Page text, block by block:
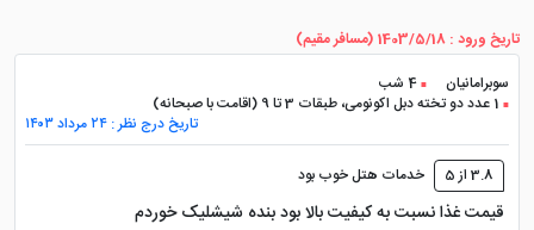
حدود ۲۵ تا ۴۵ دقیقه
فرودگاه امام خمینی
تاریخ ورود : 1403/5/18 (مسافر مقیم)
سوبرامانیان
4 شب
1 عدد دو تخته دبل اکونومی، طبقات 3 تا 9 (اقامت با صبحانه)
تاریخ درج نظر : ۲۴ مرداد ۱۴۰۳
3.8 از 5 خدمات هتل خوب بود
قیمت غذا نسبت به کیفیت بالا بود بنده شیشلیک خوردم